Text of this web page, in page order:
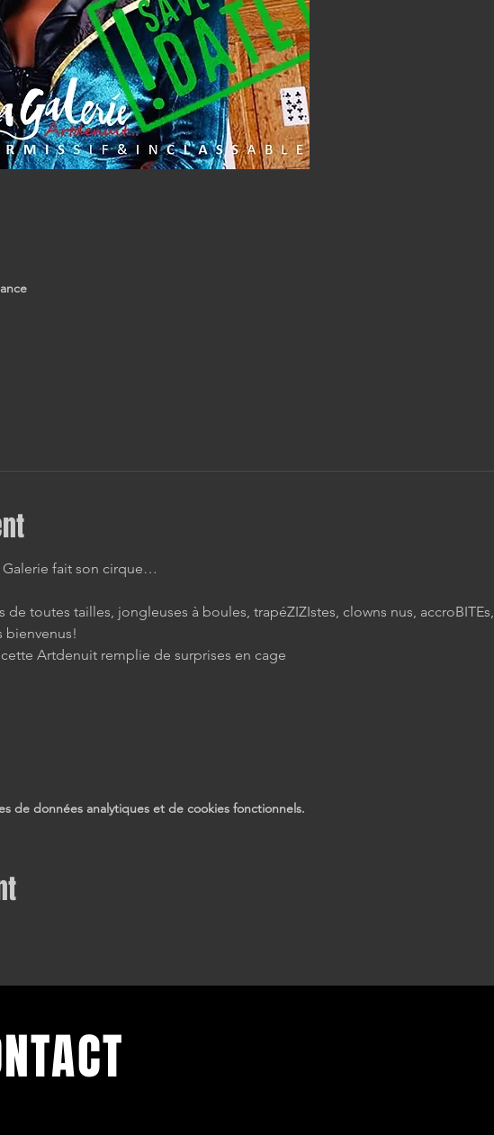
Galerie fait son cirque…
de toutes tailles, jongleuses à boules, trapéZIZIstes, clowns nus, accroBITEs,
bienvenus!
Artdenuit remplie de surprises en cage
de données analytiques et de cookies fonctionnels.